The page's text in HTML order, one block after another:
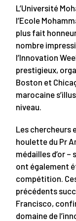
L’Université
l’Ecole
plus fait
nombre
l’Innovation
prestigieux,
Boston et
marocaine
niveau.
Les chercheurs
houlette du Pr
médailles d’or
ont également
compétition.
précédents
Francisco,
domaine de